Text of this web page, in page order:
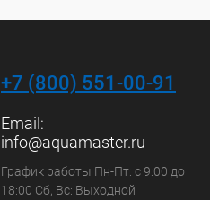
+7 (800) 551-00-91
Email:
info@aquamaster.ru
График работы Пн-Пт: с 9:00 до
18:00 Сб, Вс: Выходной